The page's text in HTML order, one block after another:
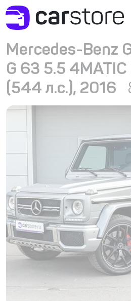
Mercedes-Benz
G 63 5.5
(544 л.с.), 2016